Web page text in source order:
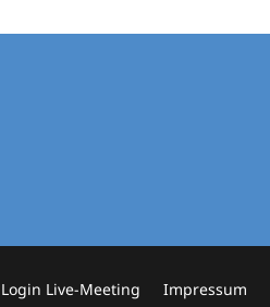
Login Live-Meeting Impressum